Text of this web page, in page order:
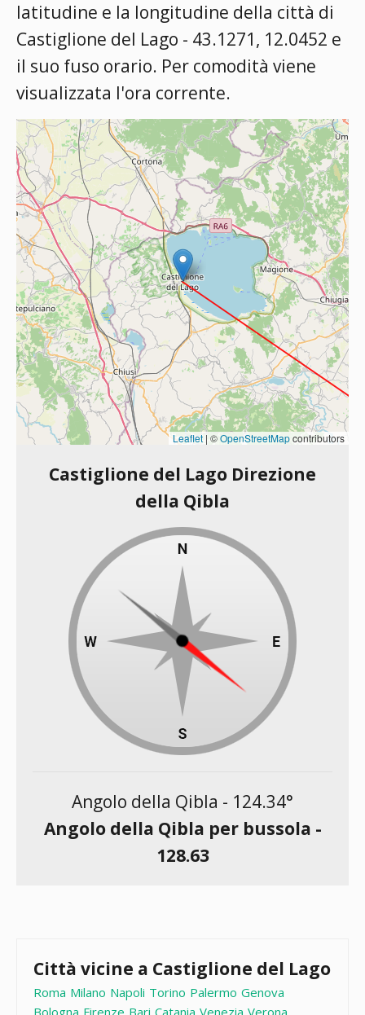
latitudine e la longitudine della città di
Castiglione del Lago - 43.1271, 12.0452 e
il suo fuso orario. Per comodità viene
visualizzata l'ora corrente.
Leaflet | ©OpenStreetMapcontributors
Castiglione del Lago Direzione
della Qibla
Angolo della Qibla - 124.34°
Angolo della Qibla per bussola -
128.63
Città vicine a Castiglione del Lago
Roma Milano Napoli Torino Palermo Genova
Bologna Firenze Bari Catania Venezia Verona